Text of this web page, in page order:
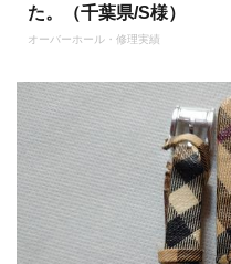
た。（千葉県/S様）
オーバーホール・修理実績